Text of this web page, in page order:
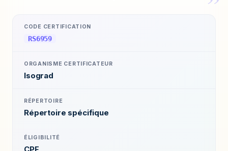
CODE CERTIFICATION
RS6959
ORGANISME CERTIFICATEUR
Isograd
RÉPERTOIRE
Répertoire spécifique
ÉLIGIBILITÉ
CPF